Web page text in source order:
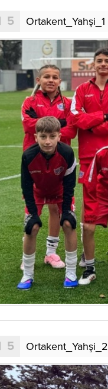
| 5 Ortakent_Yahşi_1
| 5 Ortakent_Yahşi_2